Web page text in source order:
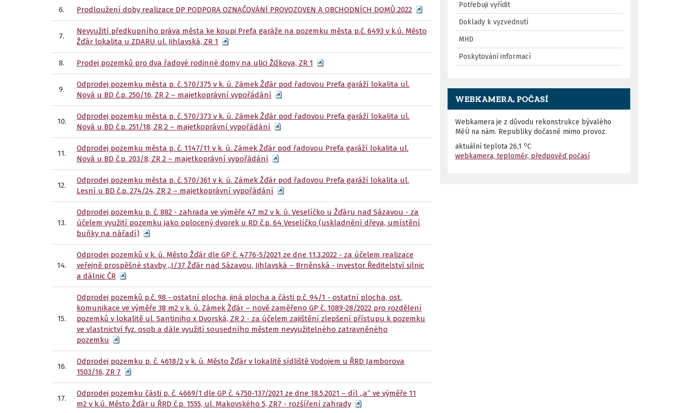
6. Prodloužení doby realizace DP PODPORA OZNAČOVÁNÍ PROVOZOVEN A OBCHODNÍCH DOMŮ 2022
7.
Nevyužití předkupního práva města ke koupi Prefa garáže na pozemku města p.č. 6493 v k.ú. Město
Žďár lokalita u ZDARU ul. Jihlavská, ZR 1
8. Prodej pozemků pro dva řadové rodinné domy na ulici Žižkova, ZR 1
9.
Odprodej pozemku města p. č. 570/375 v k. ú. Zámek Žďár pod řadovou Prefa garáží lokalita ul.
Nová u BD č.p. 250/16, ZR 2 – majetkoprávní vypořádání
10.
Odprodej pozemku města p. č. 570/373 v k. ú. Zámek Žďár pod řadovou Prefa garáží lokalita ul.
Nová u BD č.p. 251/18, ZR 2 – majetkoprávní vypořádání
11.
Odprodej pozemku města p. č. 1147/11 v k. ú. Zámek Žďár pod řadovou Prefa garáží lokalita ul.
Nová u BD č.p. 203/8, ZR 2 – majetkoprávní vypořádání
12.
Odprodej pozemku města p. č. 570/361 v k. ú. Zámek Žďár pod řadovou Prefa garáží lokalita ul.
Lesní u BD č.p. 274/24, ZR 2 – majetkoprávní vypořádání
13.
Odprodej pozemku p. č. 882 - zahrada ve výměře 47 m2 v k. ú. Veselíčko u Žďáru nad Sázavou - za
účelem využití pozemku jako oplocený dvorek u RD č.p. 64 Veselíčko (uskladnění dřeva, umístění
buňky na nářadí)
14.
Odprodej pozemků v k. ú. Město Žďár dle GP č. 4776-5/2021 ze dne 11.3.2022 - za účelem realizace
veřejně prospěšné stavby „I/37 Žďár nad Sázavou, Jihlavská – Brněnská - investor Ředitelství silnic
a dálnic ČR
15.
Odprodej pozemků p.č. 98 - ostatní plocha, jiná plocha a části p.č. 94/1 - ostatní plocha, ost.
komunikace ve výměře 38 m2 v k. ú. Zámek Žďár – nově zaměřeno GP č. 1089-28/2022 pro rozdělení
pozemků v lokalitě ul. Santiniho x Dvorská, ZR 2 - za účelem zajištění zlepšení přístupu k pozemku
ve vlastnictví fyz. osob a dále využití sousedního městem nevyužitelného zatravněného
pozemku
16.
Odprodej pozemku p. č. 4618/2 v k. ú. Město Žďár v lokalitě sídliště Vodojem u ŘRD Jamborova
1503/16, ZR 7
17.
Odprodej pozemku části p. č. 4669/1 dle GP č. 4750-137/2021 ze dne 18.5.2021 – díl „a“ ve výměře 11
m2 v k.ú. Město Žďár u ŘRD č.p. 1555, ul. Makovského 5, ZR7 - rozšíření zahrady
Potřebuji vyřídit
Doklady k vyzvednutí
MHD
Poskytování informací
WEBKAMERA, POČASÍ
Webkamera je z důvodu rekonstrukce bývalého
MěÚ na nám. Republiky dočasně mimo provoz.
aktuální teplota 26,1 oC
webkamera, teploměr, předpověď počasí